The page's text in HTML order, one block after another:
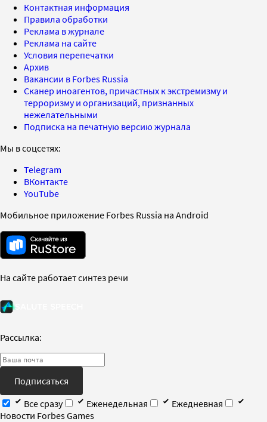
Контактная информация
Правила обработки
Реклама в журнале
Реклама на сайте
Условия перепечатки
Архив
Вакансии в Forbes Russia
Сканер иноагентов, причастных к экстремизму и
терроризму и организаций, признанных
нежелательными
Подписка на печатную версию журнала
Мы в соцсетях:
Telegram
ВКонтакте
YouTube
Мобильное приложение Forbes Russia на Android
На сайте работает синтез речи
Рассылка:
Подписаться
Все сразу
Еженедельная
Ежедневная
Новости Forbes Games